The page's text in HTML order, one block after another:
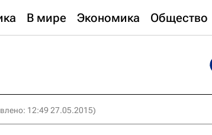
В мире Экономика Общество
12:49 27.05.2015)